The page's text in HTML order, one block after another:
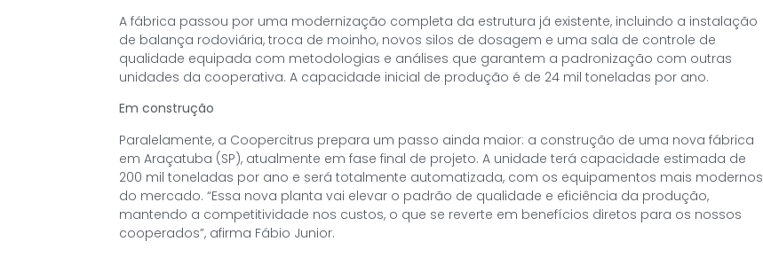
A fábrica passou por uma modernização completa da estrutura já existente, incluindo a instalação
de balança rodoviária, troca de moinho, novos silos de dosagem e uma sala de controle de
qualidade equipada com metodologias e análises que garantem a padronização com outras
unidades da cooperativa. A capacidade inicial de produção é de 24 mil toneladas por ano.
Em construção
Paralelamente, a Coopercitrus prepara um passo ainda maior: a construção de uma nova fábrica
em Araçatuba (SP), atualmente em fase final de projeto. A unidade terá capacidade estimada de
200 mil toneladas por ano e será totalmente automatizada, com os equipamentos mais modernos
do mercado. “Essa nova planta vai elevar o padrão de qualidade e eficiência da produção,
mantendo a competitividade nos custos, o que se reverte em benefícios diretos para os nossos
cooperados”, afirma Fábio Junior.